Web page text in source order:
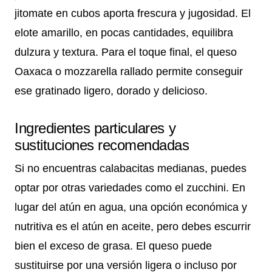
jitomate en cubos aporta frescura y jugosidad. El
elote amarillo, en pocas cantidades, equilibra
dulzura y textura. Para el toque final, el queso
Oaxaca o mozzarella rallado permite conseguir
ese gratinado ligero, dorado y delicioso.
Ingredientes particulares y
sustituciones recomendadas
Si no encuentras calabacitas medianas, puedes
optar por otras variedades como el zucchini. En
lugar del atún en agua, una opción económica y
nutritiva es el atún en aceite, pero debes escurrir
bien el exceso de grasa. El queso puede
sustituirse por una versión ligera o incluso por